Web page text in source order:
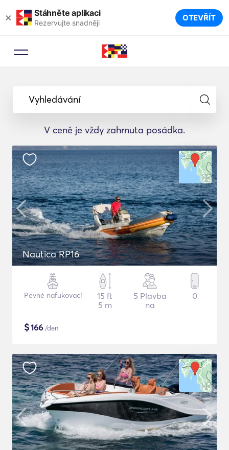
× Stáhněte aplikaci
Rezervujte snadněji OTEVŘÍT
Vyhledávání
V ceně je vždy zahrnuta posádka.
Nautica RP16
Pevné nafukovací
15 ft
5 m
5 Plavba
na
0
$166 /den